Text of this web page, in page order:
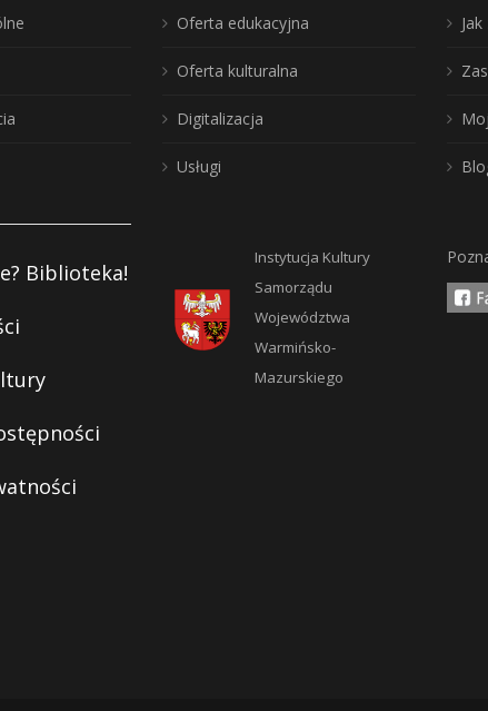
Biblioteka!
Oferta edukacyjna
Oferta kulturalna
Digitalizacja
Usługi
Instytucja Kultury
Samorządu
Województwa
Warmińsko-
Mazurskiego